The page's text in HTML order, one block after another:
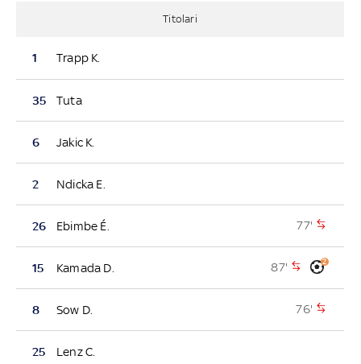
Titolari
1 Trapp K.
35 Tuta
6 Jakic K.
2 Ndicka E.
26 Ebimbe É. 77'
15 Kamada D. 87' 2
8 Sow D. 76'
25 Lenz C.